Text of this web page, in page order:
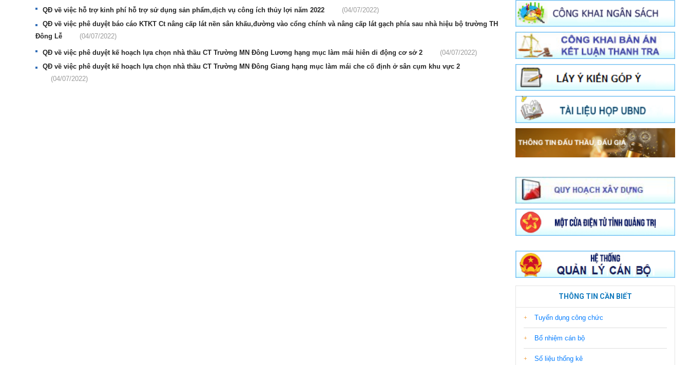
QĐ về việc hỗ trợ kinh phí hỗ trợ sử dụng sản phẩm,dịch vụ công ích thủy lợi năm 2022
(04/07/2022)
QĐ về việc phê duyệt báo cáo KTKT Ct nâng cấp lát nền sân khấu,đường vào cổng chính và nâng cấp lát gạch phía sau nhà hiệu bộ trường TH
Đông Lễ
(04/07/2022)
QĐ về việc phê duyệt kế hoạch lựa chọn nhà thầu CT Trường MN Đông Lương hạng mục làm mái hiên di động cơ sở 2
(04/07/2022)
QĐ về việc phê duyệt kế hoạch lựa chọn nhà thầu CT Trường MN Đông Giang hạng mục làm mái che cố định ở sân cụm khu vực 2
(04/07/2022)
THÔNG TIN CẦN BIẾT
Tuyển dụng công chức
Bổ nhiệm cán bộ
Số liệu thống kê